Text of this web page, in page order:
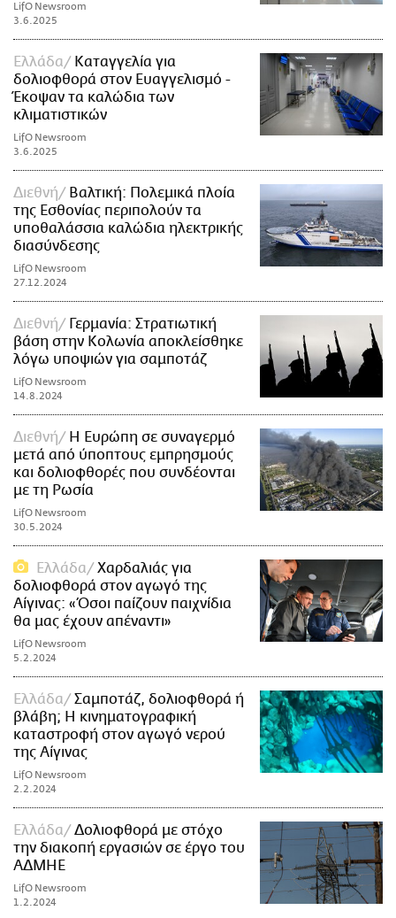
LifO Newsroom
3.6.2025
Ελλάδα
Καταγγελία για
δολιοφθορά στον Ευαγγελισμό -
Έκοψαν τα καλώδια των
κλιματιστικών
LifO Newsroom
3.6.2025
Διεθνή
Βαλτική: Πολεμικά πλοία
της Εσθονίας περιπολούν τα
υποθαλάσσια καλώδια ηλεκτρικής
διασύνδεσης
LifO Newsroom
27.12.2024
Διεθνή
Γερμανία: Στρατιωτική
βάση στην Κολωνία αποκλείσθηκε
λόγω υποψιών για σαμποτάζ
LifO Newsroom
14.8.2024
Διεθνή
Η Ευρώπη σε συναγερμό
μετά από ύποπτους εμπρησμούς
και δολιοφθορές που συνδέονται
με τη Ρωσία
LifO Newsroom
30.5.2024
Ελλάδα
Χαρδαλιάς για
δολιοφθορά στον αγωγό της
Αίγινας: «Όσοι παίζουν παιχνίδια
θα μας έχουν απέναντι»
LifO Newsroom
5.2.2024
Ελλάδα
Σαμποτάζ, δολιοφθορά ή
βλάβη; Η κινηματογραφική
καταστροφή στον αγωγό νερού
της Αίγινας
LifO Newsroom
2.2.2024
Ελλάδα
Δολιοφθορά με στόχο
την διακοπή εργασιών σε έργο του
ΑΔΜΗΕ
LifO Newsroom
1.2.2024